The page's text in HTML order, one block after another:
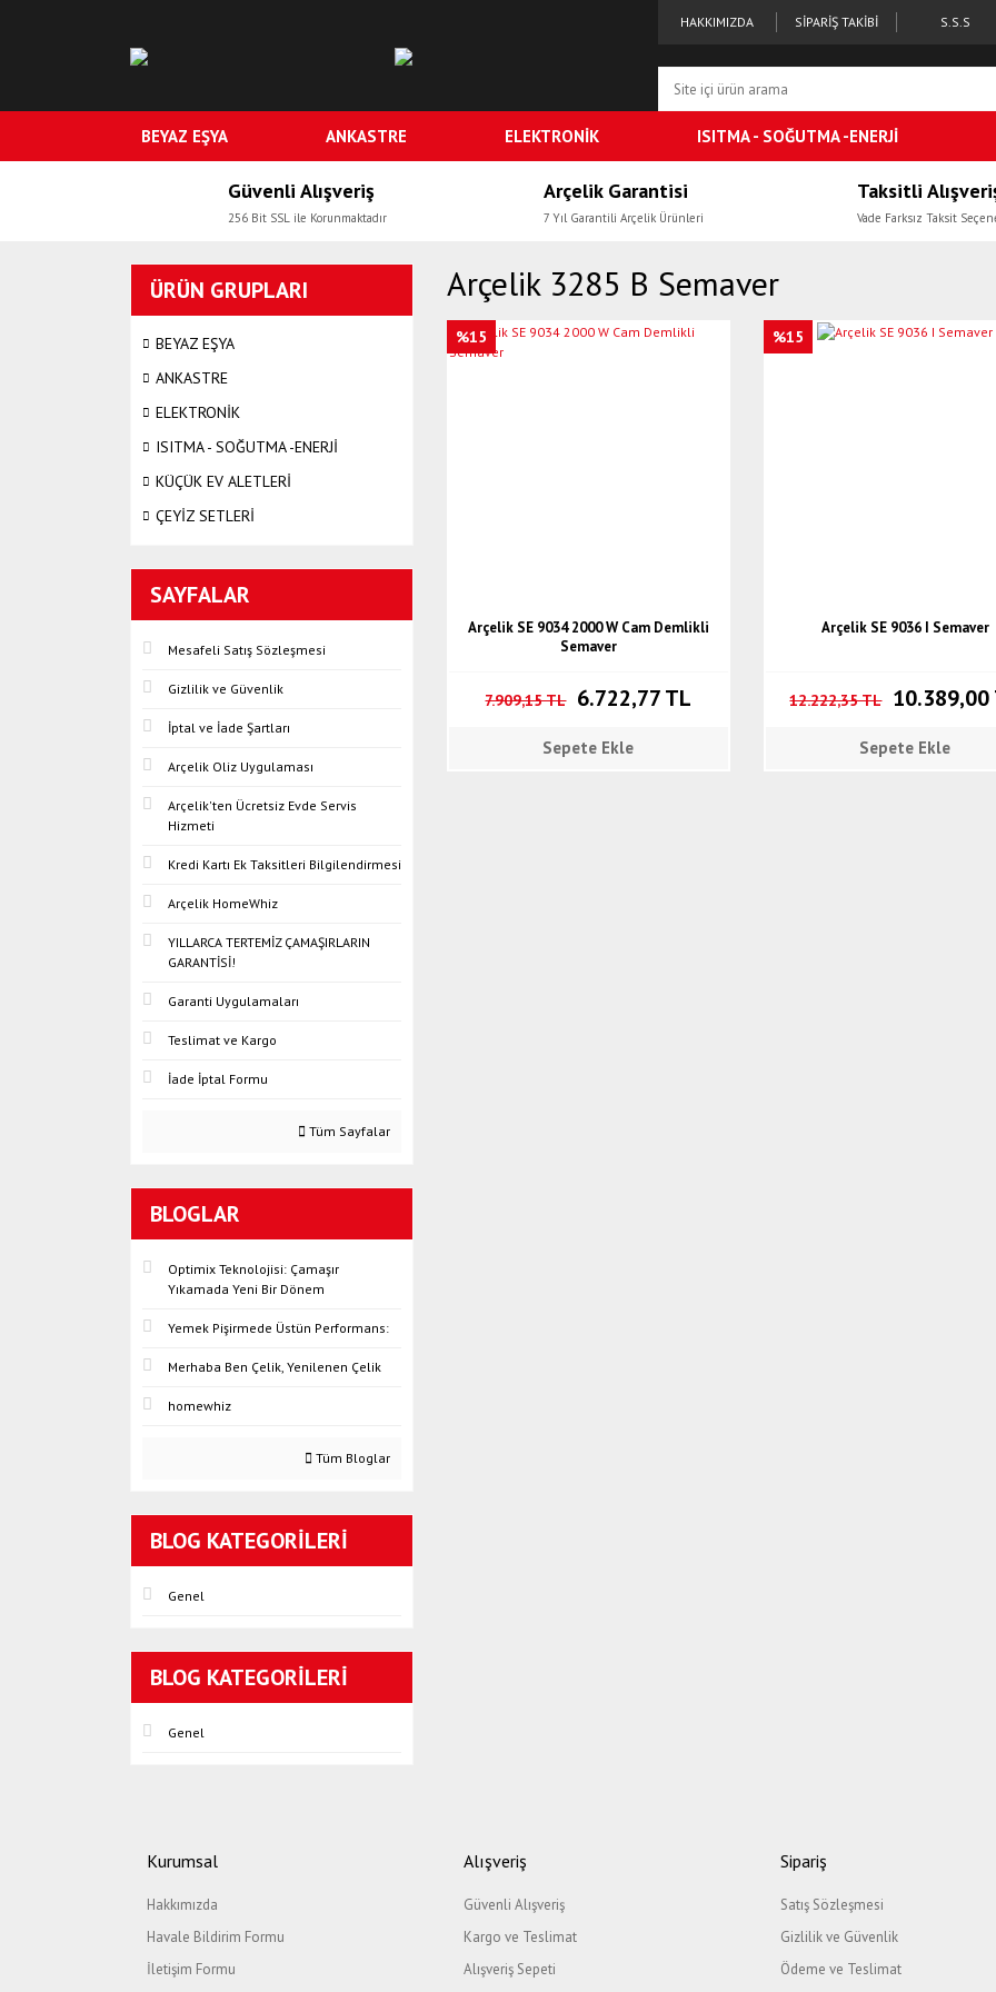
HAKKIMIZDA SİPARİŞ TAKİBİ S.S.S
BEYAZ EŞYA ANKASTRE ELEKTRONİK ISITMA - SOĞUTMA -ENERJİ
Güvenli Alışveriş
256 Bit SSL ile Korunmaktadır
Arçelik Garantisi
7 Yıl Garantili Arçelik Ürünleri
Taksitli
Vade Farksız Taksit
ÜRÜN GRUPLARI
BEYAZ EŞYA
ANKASTRE
ELEKTRONİK
ISITMA - SOĞUTMA -ENERJİ
KÜÇÜK EV ALETLERİ
ÇEYİZ SETLERİ
SAYFALAR
Mesafeli Satış Sözleşmesi
Gizlilik ve Güvenlik
İptal ve İade Şartları
Arçelik Oliz Uygulaması
Arçelik'ten Ücretsiz Evde Servis
Hizmeti
Kredi Kartı Ek Taksitleri Bilgilendirmesi
Arçelik HomeWhiz
YILLARCA TERTEMİZ ÇAMAŞIRLARIN
GARANTİSİ!
Garanti Uygulamaları
Teslimat ve Kargo
İade İptal Formu
Tüm Sayfalar
BLOGLAR
Optimix Teknolojisi: Çamaşır
Yıkamada Yeni Bir Dönem
Yemek Pişirmede Üstün Performans:
Merhaba Ben Çelik, Yenilenen Çelik
homewhiz
Tüm Bloglar
BLOG KATEGORILERI
Genel
BLOG KATEGORILERI
Genel
Arçelik 3285 B Semaver
%15
Arçelik SE 9034 2000 W Cam Demlikli
Semaver
7.909,15 TL 6.722,77 TL
Sepete Ekle
%15
Arçelik SE 9036 I Semaver
12.222,35 TL 10.389,00
Sepete Ekle
Kurumsal
Hakkımızda
Havale Bildirim Formu
İletişim Formu
Alışveriş
Güvenli Alışveriş
Kargo ve Teslimat
Alışveriş Sepeti
Sipariş
Satış Sözleşmesi
Gizlilik ve Güvenlik
Ödeme ve Teslimat